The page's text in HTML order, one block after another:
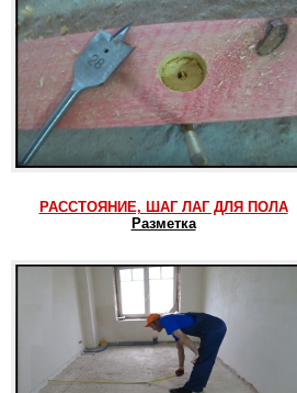
РАССТОЯНИЕ, ШАГ ЛАГ ДЛЯ ПОЛА
Разметка